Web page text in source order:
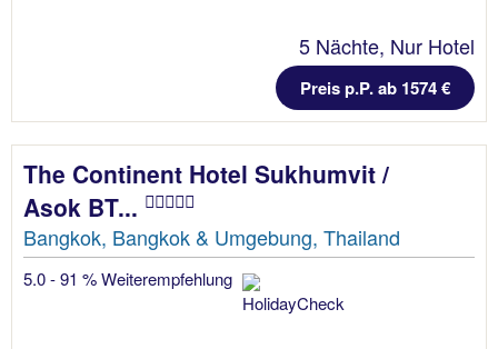
5 Nächte, Nur Hotel
Preis p.P. ab 1574 €
The Continent Hotel Sukhumvit /
Asok BT...
Bangkok, Bangkok & Umgebung, Thailand
5.0 - 91 % Weiterempfehlung